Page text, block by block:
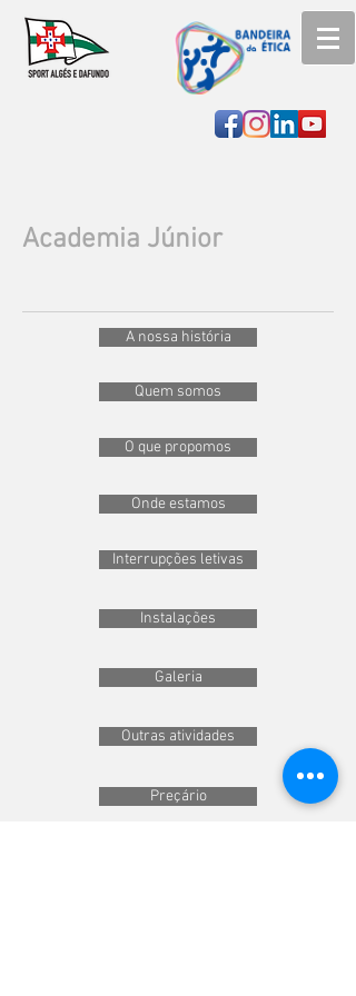
Academia Júnior
A nossa história
Quem somos
O que propomos
Onde estamos
Interrupções letivas
Instalações
Galeria
Outras atividades
Preçário